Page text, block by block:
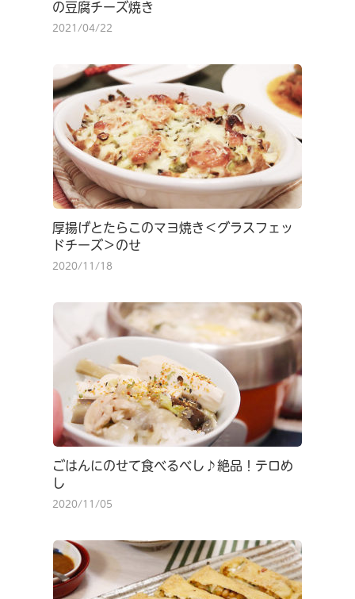
の豆腐チーズ焼き
2021/04/22
厚揚げとたらこのマヨ焼き＜グラスフェッ
ドチーズ＞のせ
2020/11/18
ごはんにのせて食べるべし♪絶品！テロめ
し
2020/11/05